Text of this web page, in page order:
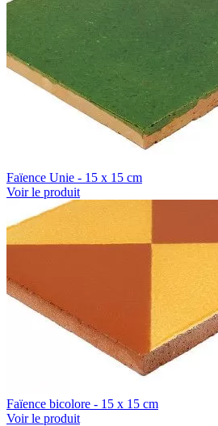
Faïence Unie - 15 x 15 cm
Voir le produit
Faïence bicolore - 15 x 15 cm
Voir le produit